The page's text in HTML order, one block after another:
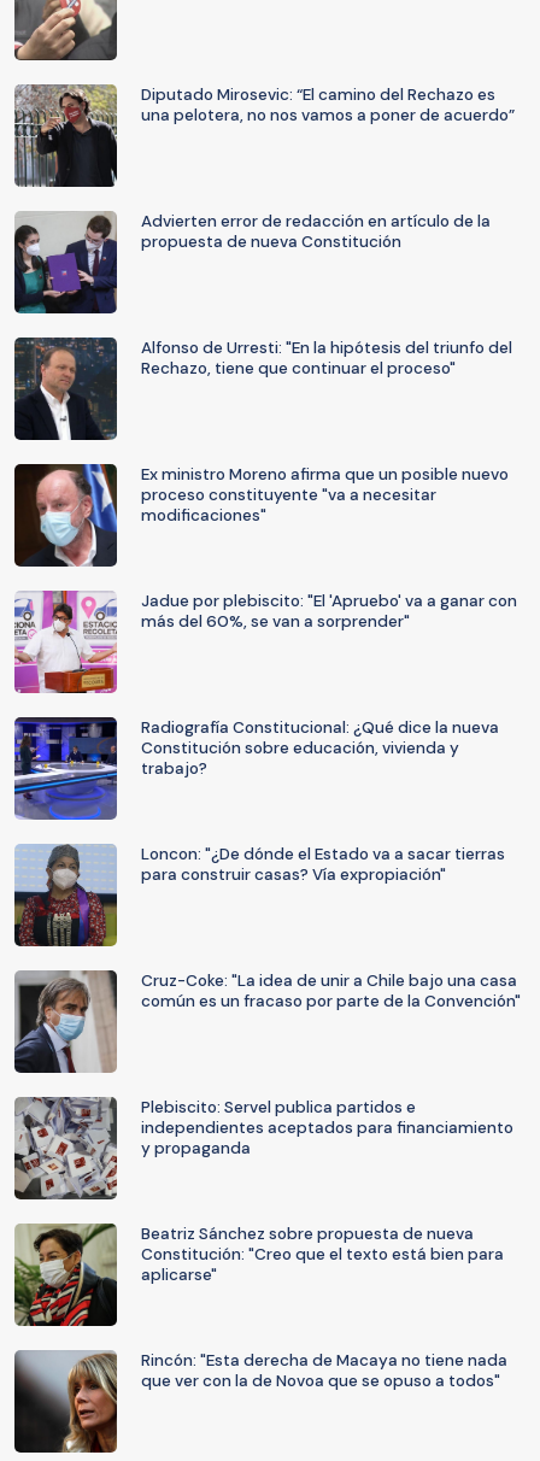
Diputado Mirosevic: “El camino del Rechazo es
una pelotera, no nos vamos a poner de acuerdo”
Advierten error de redacción en artículo de la
propuesta de nueva Constitución
Alfonso de Urresti: "En la hipótesis del triunfo del
Rechazo, tiene que continuar el proceso"
Ex ministro Moreno afirma que un posible nuevo
proceso constituyente "va a necesitar
modificaciones"
Jadue por plebiscito: "El 'Apruebo' va a ganar con
más del 60%, se van a sorprender"
Radiografía Constitucional: ¿Qué dice la nueva
Constitución sobre educación, vivienda y
trabajo?
Loncon: "¿De dónde el Estado va a sacar tierras
para construir casas? Vía expropiación"
Cruz-Coke: "La idea de unir a Chile bajo una casa
común es un fracaso por parte de la Convención"
Plebiscito: Servel publica partidos e
independientes aceptados para financiamiento
y propaganda
Beatriz Sánchez sobre propuesta de nueva
Constitución: "Creo que el texto está bien para
aplicarse"
Rincón: "Esta derecha de Macaya no tiene nada
que ver con la de Novoa que se opuso a todos"